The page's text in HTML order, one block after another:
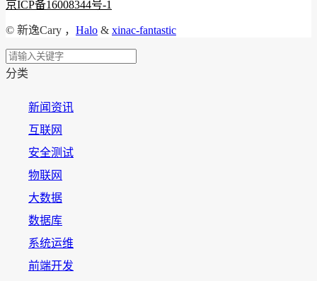
京ICP备16008344号-1
© 新逸Cary ， Halo & xinac-fantastic
分类
新闻资讯
互联网
安全测试
物联网
大数据
数据库
系统运维
前端开发